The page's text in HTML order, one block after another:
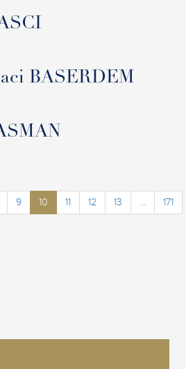
BASERDEM
9 10 11 12 13 ...
171